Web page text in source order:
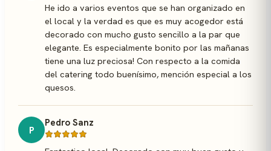
He ido a varios eventos que se han organizado en
el local y la verdad es que es muy acogedor está
decorado con mucho gusto sencillo a la par que
elegante. Es especialmente bonito por las mañanas
tiene una luz preciosa! Con respecto a la comida
del catering todo buenísimo, mención especial a los
quesos.
P
Pedro Sanz